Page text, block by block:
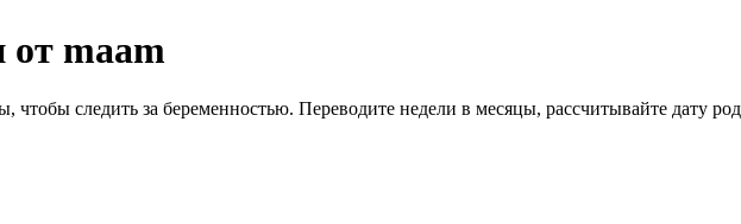
от maam
следить за беременностью. Переводите недели в месяцы, рассчитывайте дату